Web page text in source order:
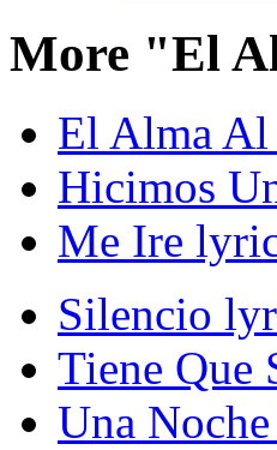
More "El
El Alma
Hicimos
Me Ire
Silencio
Tiene Que
Una